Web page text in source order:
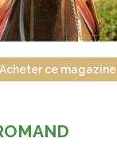
Acheter ce magazine